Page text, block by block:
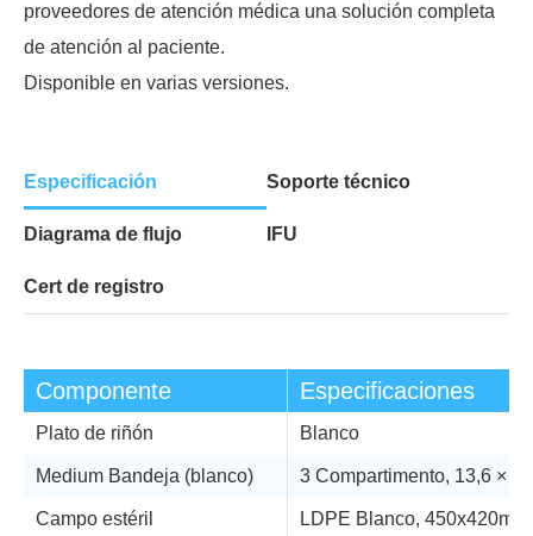
proveedores de atención médica una solución completa
de atención al paciente.
Disponible en varias versiones.
Especificación Soporte técnico
Diagrama de flujo IFU
Cert de registro
Componente Especificaciones
Plato de riñón Blanco
Medium Bandeja (blanco) 3 Compartimento, 13,6 ×
Campo estéril LDPE Blanco, 450x420mm